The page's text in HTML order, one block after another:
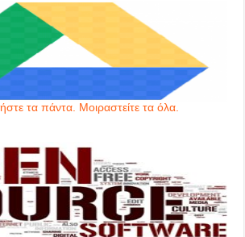
τα πάντα. Μοιραστείτε τα όλα.